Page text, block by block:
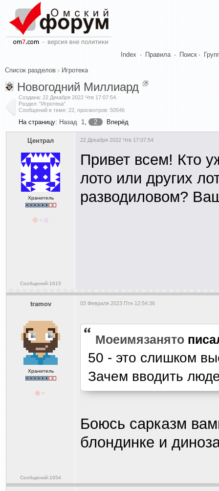
Index · Правила · Поиск ·
Список разделов Игротека
Новогодний Миллиард
Создана: 22 Декабря 2022 Чтв 17:07:54
Раздел: "Игротека"
Сообщений в теме: 22, просмотров: 50546
На страницу: Назад 1, 2 Вперёд
Централ
Хранитель
Сообщений:1615
22 Декабря 2022 Чтв 17:07:54
Привет всем! Кто
лото или других
разводиловом?
tramov
Хранитель
Сообщений:1654
03 Февраля 2023 Птн 12:54:36
Моеимязанято
50 - это слишком
Зачем вводить
Боюсь сарказм
блондинке и